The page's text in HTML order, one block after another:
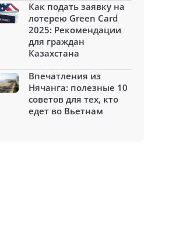
Как подать заявку на
лотерею Green Card
2025: Рекомендации
для граждан
Казахстана
Впечатления из
Нячанга: полезные 10
советов для тех, кто
едет во Вьетнам